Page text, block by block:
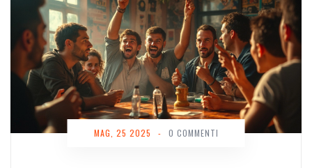
MAG, 25 2025 - 0 COMMENTI